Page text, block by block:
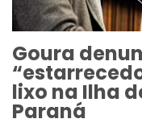
Goura
lixo na Ilha
Paraná